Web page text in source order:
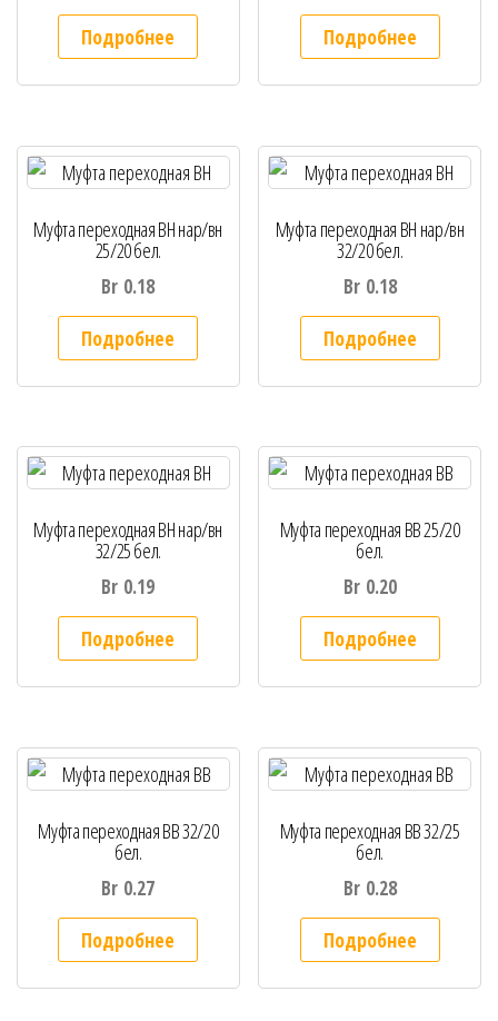
Подробнее Подробнее
Муфта переходная BH нар/вн
25/20 бел.
Br 0.18
Подробнее
Муфта переходная BH нар/вн
32/20 бел.
Br 0.18
Подробнее
Муфта переходная BH нар/вн
32/25 бел.
Br 0.19
Подробнее
Муфта переходная ВВ 25/20
бел.
Br 0.20
Подробнее
Муфта переходная ВВ 32/20
бел.
Br 0.27
Подробнее
Муфта переходная ВВ 32/25
бел.
Br 0.28
Подробнее